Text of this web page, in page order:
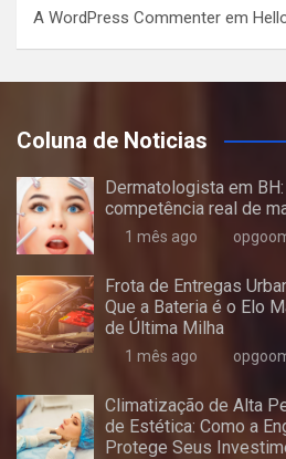
A WordPress Commenter em
Coluna de Noticias
Dermatologista em
competência real de
1 mês ago
Frota de Entregas
Que a Bateria é o Elo
de Última Milha
1 mês ago
Climatização de Alta
de Estética: Como a
Protege Seus